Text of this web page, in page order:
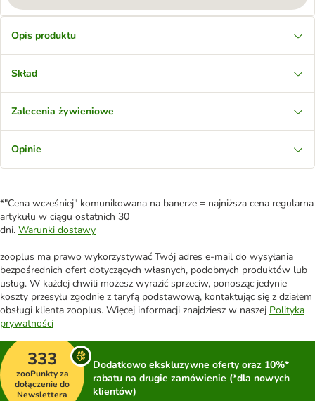
Opis produktu
Skład
Zalecenia żywieniowe
Opinie
*"Cena wcześniej" komunikowana na banerze = najniższa cena regularna
artykułu w ciągu ostatnich 30
dni. Warunki dostawy
zooplus ma prawo wykorzystywać Twój adres e-mail do wysyłania
bezpośrednich ofert dotyczących własnych, podobnych produktów lub
usług. W każdej chwili możesz wyrazić sprzeciw, ponosząc jedynie
koszty przesyłu zgodnie z taryfą podstawową, kontaktując się z działem
obsługi klienta zooplus. Więcej informacji znajdziesz w naszej Polityka
prywatności
333
zooPunkty za
dołączenie do
Newslettera
Dodatkowo ekskluzywne oferty oraz 10%*
rabatu na drugie zamówienie (*dla nowych
klientów)